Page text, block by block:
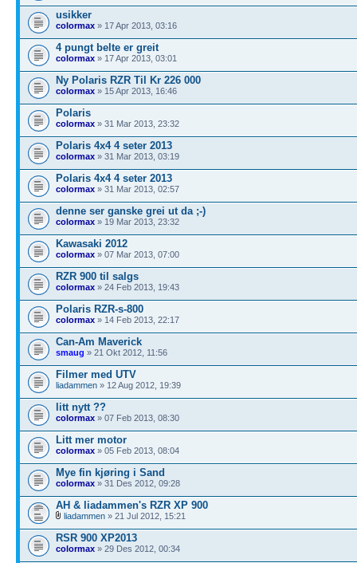
usikker
colormax » 17 Apr 2013, 03:16
4 pungt belte er greit
colormax » 17 Apr 2013, 03:01
Ny Polaris RZR Til Kr 226 000
colormax » 15 Apr 2013, 16:46
Polaris
colormax » 31 Mar 2013, 23:32
Polaris 4x4 4 seter 2013
colormax » 31 Mar 2013, 03:19
Polaris 4x4 4 seter 2013
colormax » 31 Mar 2013, 02:57
denne ser ganske grei ut da ;-)
colormax » 19 Mar 2013, 23:32
Kawasaki 2012
colormax » 07 Mar 2013, 07:00
RZR 900 til salgs
colormax » 24 Feb 2013, 19:43
Polaris RZR-s-800
colormax » 14 Feb 2013, 22:17
Can-Am Maverick
smaug » 21 Okt 2012, 11:56
Filmer med UTV
liadammen » 12 Aug 2012, 19:39
litt nytt ??
colormax » 07 Feb 2013, 08:30
Litt mer motor
colormax » 05 Feb 2013, 08:04
Mye fin kjøring i Sand
colormax » 31 Des 2012, 09:28
AH & liadammen's RZR XP 900
liadammen » 21 Jul 2012, 15:21
RSR 900 XP2013
colormax » 29 Des 2012, 00:34